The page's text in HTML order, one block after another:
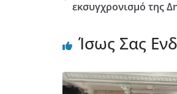
εκσυγχρονισμό της
Ίσως Σας